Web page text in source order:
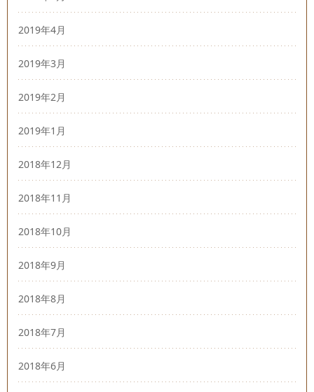
2019年4月
2019年3月
2019年2月
2019年1月
2018年12月
2018年11月
2018年10月
2018年9月
2018年8月
2018年7月
2018年6月